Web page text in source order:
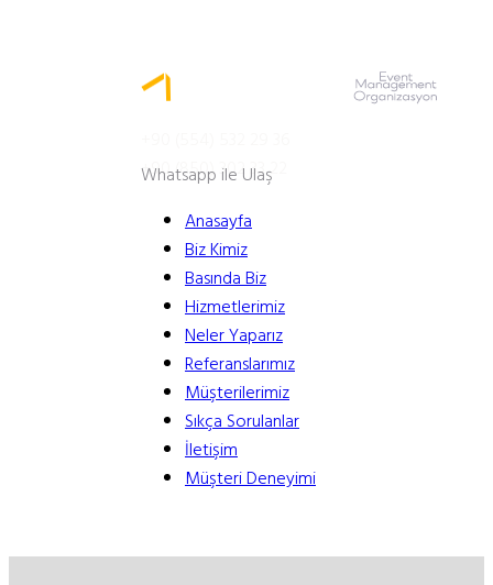
+90 (850) 302 33 22
Whatsapp ile Ulaş
Anasayfa
Biz Kimiz
Basında Biz
Hizmetlerimiz
Neler Yaparız
Referanslarımız
Müşterilerimiz
Sıkça Sorulanlar
İletişim
Müşteri Deneyimi